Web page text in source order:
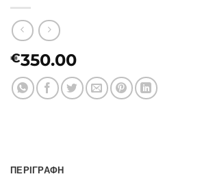
€350.00
ΠΕΡΙΓΡΑΦΉ